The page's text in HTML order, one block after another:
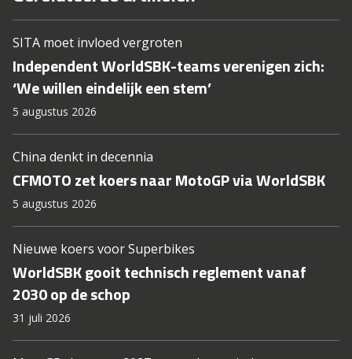
SITA moet invloed vergroten
Independent WorldSBK-teams verenigen zich:
‘We willen eindelijk een stem’
5 augustus 2026
China denkt in decennia
CFMOTO zet koers naar MotoGP via WorldSBK
5 augustus 2026
Nieuwe koers voor Superbikes
WorldSBK gooit technisch reglement vanaf
2030 op de schop
31 juli 2026